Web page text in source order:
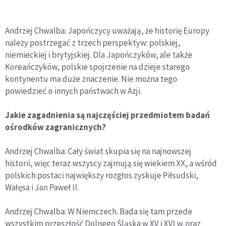
Andrzej Chwalba: Japończycy uważają, że historię Europy
należy postrzegać z trzech perspektyw: polskiej,
niemieckiej i brytyjskiej. Dla Japończyków, ale także
Koreańczyków, polskie spojrzenie na dzieje starego
kontynentu ma duże znaczenie. Nie można tego
powiedzieć o innych państwach w Azji.
Jakie zagadnienia są najczęściej przedmiotem badań
ośrodków zagranicznych?
Andrzej Chwalba: Cały świat skupia się na najnowszej
historii, więc teraz wszyscy zajmują się wiekiem XX, a wśród
polskich postaci największy rozgłos zyskuje Piłsudski,
Wałęsa i Jan Paweł II.
Andrzej Chwalba: W Niemczech. Bada się tam przede
wszystkim przeszłość Dolnego Śląska w XV i XVI w. oraz